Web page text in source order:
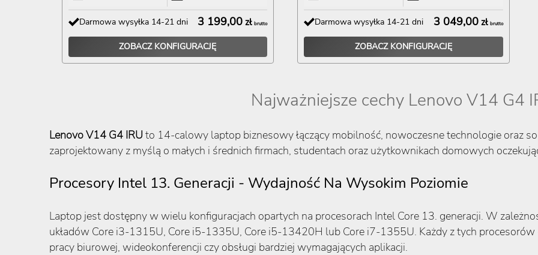
Darmowa wysyłka 14-21 dni 3 199,00 złbrutto
ZOBACZ KONFIGURACJĘ
Darmowa wysyłka 14-21 dni 3 049,00zł brutto
ZOBACZ KONFIGURACJĘ
Najważniejsze cechy Lenovo V14 G4
Lenovo V14 G4 IRU to 14-calowy laptop biznesowy łączący mobilność, nowoczesne technologie oraz
zaprojektowany z myślą o małych i średnich firmach, studentach oraz użytkownikach domowych
Procesory Intel 13. Generacji - Wydajność Na Wysokim Poziomie
Laptop jest dostępny w wielu konfiguracjach opartych na procesorach Intel Core 13. generacji. W
układów Core i3-1315U, Core i5-1335U, Core i5-13420H lub Core i7-1355U. Każdy z tych
pracy biurowej, wideokonferencji czy obsługi bardziej wymagających aplikacji.